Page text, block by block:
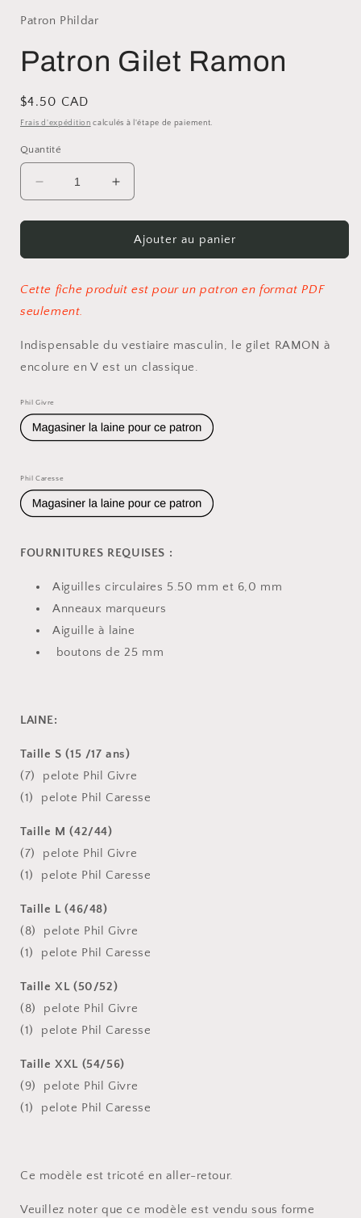
Patron Phildar
Patron Gilet Ramon
Prix
habituel
$4.50 CAD
Frais d'expédition calculés à l'étape de paiement.
Quantité
Réduire
la
quantité
Patron
Ramon
Augmenter
la
quantité
Patron
Ramon
Ajouter au panier
Cette fiche produit est pour un patron en format PDF
seulement.
Indispensable du vestiaire masculin, le gilet RAMON à
encolure en V est un classique.
Phil Givre
Phil Caresse
FOURNITURES REQUISES :
Aiguilles circulaires 5.50 mm et 6,0 mm
Anneaux marqueurs
Aiguille à laine
boutons de 25 mm
LAINE:
Taille S (15 /17 ans)
(7) pelote Phil Givre
(1) pelote Phil Caresse
Taille M (42/44)
(7) pelote Phil Givre
(1) pelote Phil Caresse
Taille L (46/48)
(8) pelote Phil Givre
(1) pelote Phil Caresse
Taille XL (50/52)
(8) pelote Phil Givre
(1) pelote Phil Caresse
Taille XXL (54/56)
(9) pelote Phil Givre
(1) pelote Phil Caresse
Ce modèle est tricoté en aller-retour.
Veuillez noter que ce modèle est vendu sous forme